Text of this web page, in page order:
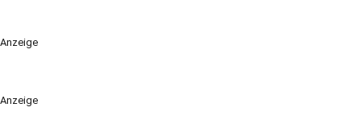
Anzeige
Anzeige